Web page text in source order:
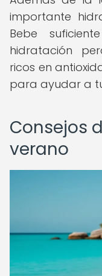
importante
Bebe
hidratación
ricos en
para ayudar a
Consejos
verano